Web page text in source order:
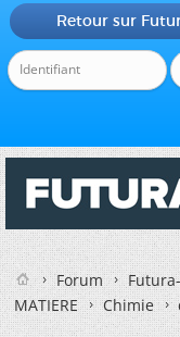
Retour sur
Forum
MATIERE
Chimie